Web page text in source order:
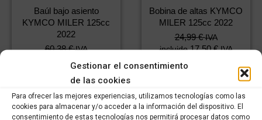
Gestionar el consentimiento
de las cookies
Para ofrecer las mejores experiencias, utilizamos tecnologías como las
cookies para almacenar y/o acceder a la información del dispositivo. El
consentimiento de estas tecnologías nos permitirá procesar datos como
Baúl bajo asiento
KYMCO MILER 125cc
2022
60,38€ IVA
42,27
IVA
Comprar
Bobina de altas KYMCO
MILER 125cc 2022
24,99€ IVA
incluido 17,50€ IVA